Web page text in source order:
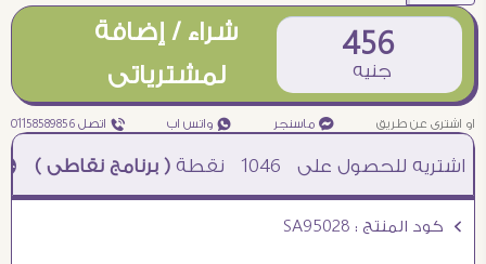
456
جنيه
شراء / إضافة
لمشترياتى
او اشترى عن طريق ¥ ماسنجر ₧ واتس اب ƒ اتصل 01158589856
1046 نقطة( برنامج نقاطى )à خصم 5% للعملاء الجدد à شحن مجانى عند الشراء ب 4000 جنيه à
Ö كود المنتج : SA95028